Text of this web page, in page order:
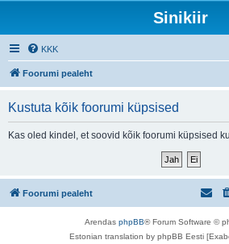
Sinikiir
KKK
Foorumi pealeht
Kustuta kõik foorumi küpsised
Kas oled kindel, et soovid kõik foorumi küpsised
Foorumi pealeht
Arendas phpBB® Forum Software ©
Estonian translation by phpBB Eesti